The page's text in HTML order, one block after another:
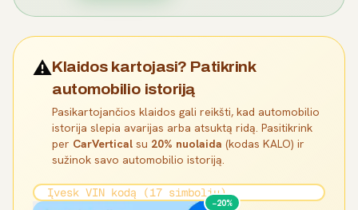
⚠️Klaidos kartojasi? Patikrink
automobilio istoriją
Pasikartojančios klaidos gali reikšti, kad automobilio
istorija slepia avarijas arba atsuktą ridą. Pasitikrink
per CarVertical su 20% nuolaida (kodas KALO) ir
sužinok savo automobilio istoriją.
−20%